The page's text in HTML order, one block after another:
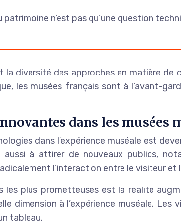
patrimoine n’est pas qu’une question
la diversité des approches en matière de
les musées français sont à l’avant-
dans les musées
dans l’expérience muséale est
aussi à attirer de nouveaux publics,
l’interaction entre le visiteur et
les plus prometteuses est la réalité
dimension à l’expérience muséale.
tableau.